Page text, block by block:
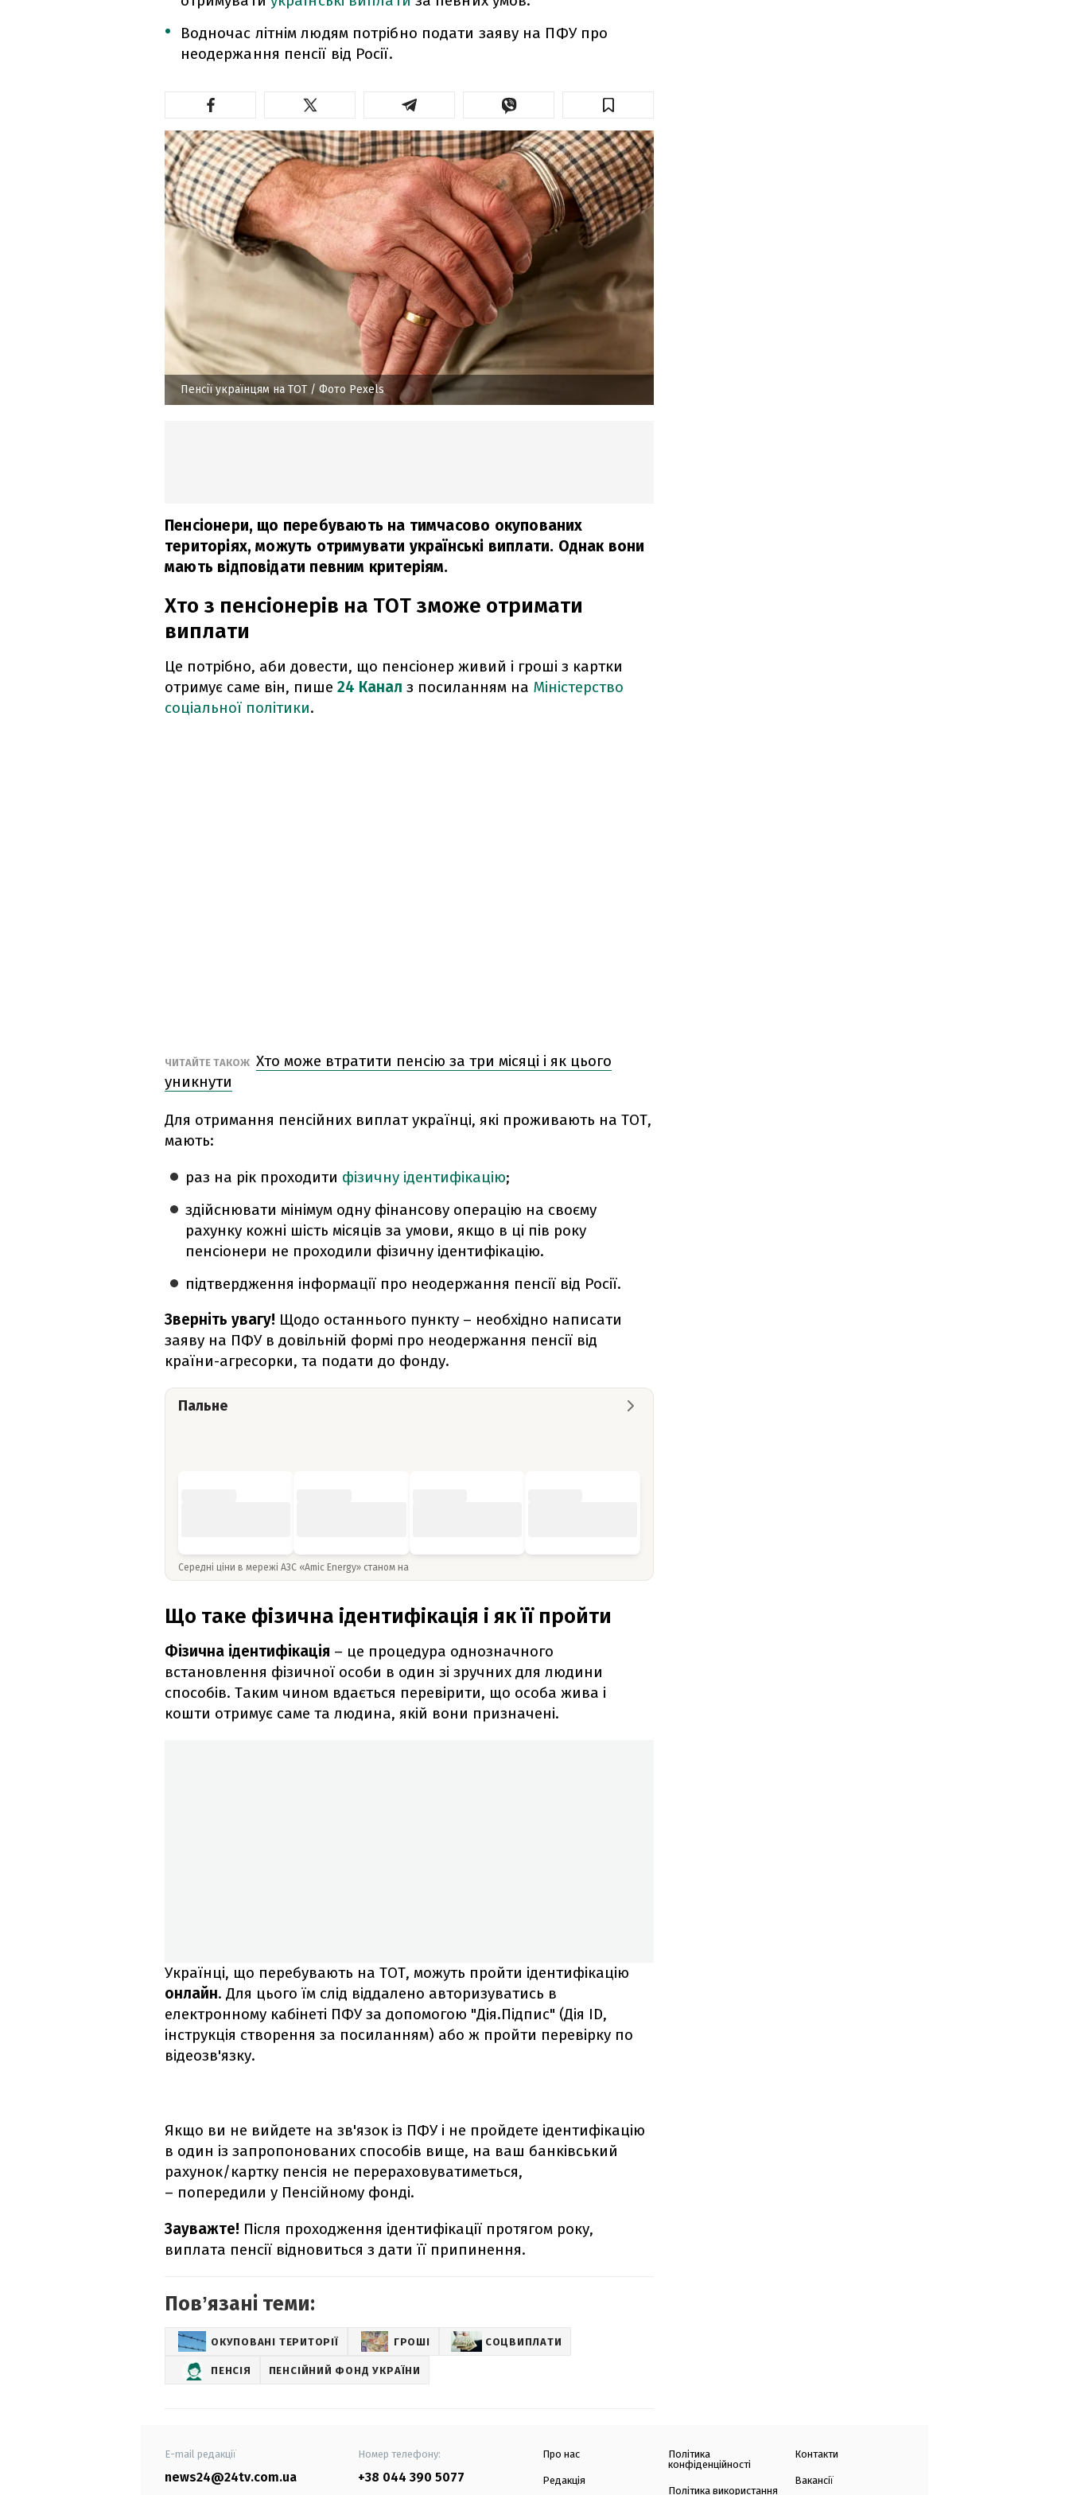
Водночас літнім людям потрібно подати заяву на ПФУ про
неодержання пенсії від Росії.
Пенсії українцям на ТОТ / Фото Pexels
Пенсіонери, що перебувають на тимчасово окупованих
територіях, можуть отримувати українські виплати. Однак вони
мають відповідати певним критеріям.
Хто з пенсіонерів на ТОТ зможе отримати
виплати
Це потрібно, аби довести, що пенсіонер живий і гроші з картки
отримує саме він, пише 24 Канал з посиланням на Міністерство
соціальної політики.
ЧИТАЙТЕ ТАКОЖ Хто може втратити пенсію за три місяці і як цього
уникнути
Для отримання пенсійних виплат українці, які проживають на ТОТ,
мають:
раз на рік проходити фізичну ідентифікацію;
здійснювати мінімум одну фінансову операцію на своєму
рахунку кожні шість місяців за умови, якщо в ці пів року
пенсіонери не проходили фізичну ідентифікацію.
підтвердження інформації про неодержання пенсії від Росії.
Зверніть увагу! Щодо останнього пункту – необхідно написати
заяву на ПФУ в довільній формі про неодержання пенсії від
країни-агресорки, та подати до фонду.
Пальне
Середні ціни в мережі АЗС «Amic Energy» станом на
Що таке фізична ідентифікація і як її пройти
Фізична ідентифікація – це процедура однозначного
встановлення фізичної особи в один зі зручних для людини
способів. Таким чином вдається перевірити, що особа жива і
кошти отримує саме та людина, якій вони призначені.
Українці, що перебувають на ТОТ, можуть пройти ідентифікацію
онлайн. Для цього їм слід віддалено авторизуватись в
електронному кабінеті ПФУ за допомогою "Дія.Підпис" (Дія ID,
інструкція створення за посиланням) або ж пройти перевірку по
відеозв'язку.
Якщо ви не вийдете на зв'язок із ПФУ і не пройдете ідентифікацію
в один із запропонованих способів вище, на ваш банківський
рахунок/картку пенсія не перераховуватиметься,
– попередили у Пенсійному фонді.
Зауважте! Після проходження ідентифікації протягом року,
виплата пенсії відновиться з дати її припинення.
Повʼязані теми:
ОКУПОВАНІ ТЕРИТОРІЇ ГРОШІ СОЦВИПЛАТИ
ПЕНСІЯ ПЕНСІЙНИЙ ФОНД УКРАЇНИ
E-mail редакції
news24@24tv.com.ua
Номер телефону:
+38 044 390 5077
Про нас
Редакція
Політика
конфіденційності
Політика використання
Контакти
Вакансії